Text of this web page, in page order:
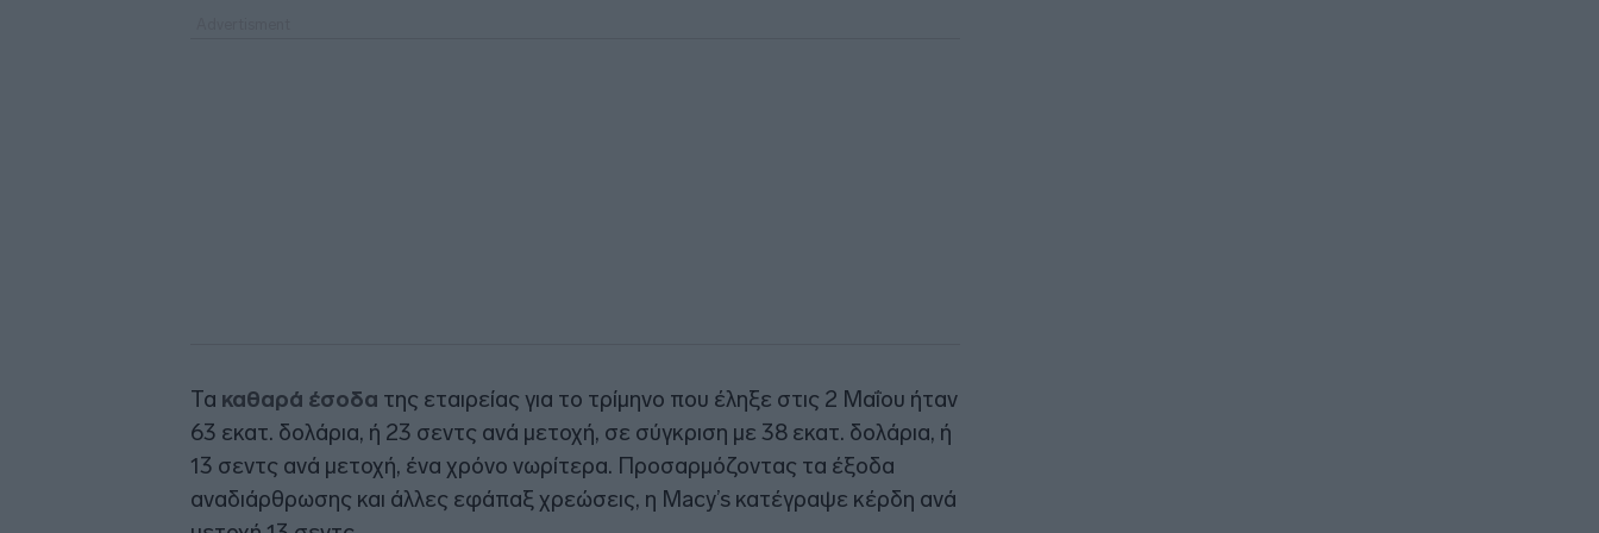
Τα καθαρά έσοδα της εταιρείας για το τρίμηνο που έληξε στις 2 Μαΐου ήταν
63 εκατ. δολάρια, ή 23 σεντς ανά μετοχή, σε σύγκριση με 38 εκατ. δολάρια, ή
13 σεντς ανά μετοχή, ένα χρόνο νωρίτερα. Προσαρμόζοντας τα έξοδα
αναδιάρθρωσης και άλλες εφάπαξ χρεώσεις, η Macy’s κατέγραψε κέρδη ανά